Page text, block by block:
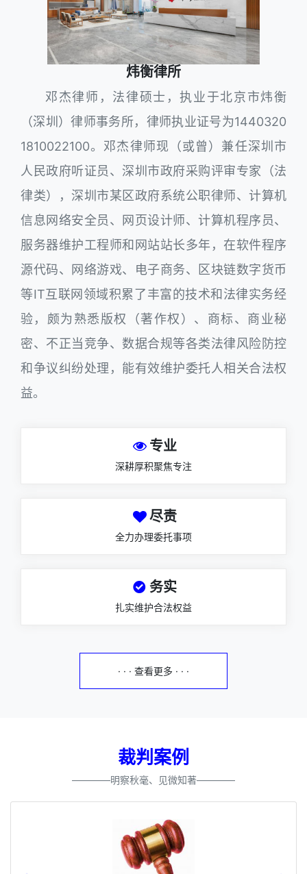
炜衡律所
邓杰律师，法律硕士，执业于北京市炜衡
（深圳）律师事务所，律师执业证号为1440320
1810022100。邓杰律师现（或曾）兼任深圳市
人民政府听证员、深圳市政府采购评审专家（法
律类），深圳市某区政府系统公职律师、计算机
信息网络安全员、网页设计师、计算机程序员、
服务器维护工程师和网站站长多年，在软件程序
源代码、网络游戏、电子商务、区块链数字货币
等IT互联网领域积累了丰富的技术和法律实务经
验，颇为熟悉版权（著作权）、商标、商业秘
密、不正当竞争、数据合规等各类法律风险防控
和争议纠纷处理，能有效维护委托人相关合法权
益。
专业
深耕厚积聚焦专注
尽责
全力办理委托事项
务实
扎实维护合法权益
· · · 查看更多 · · ·
裁判案例
————明察秋毫、见微知著————